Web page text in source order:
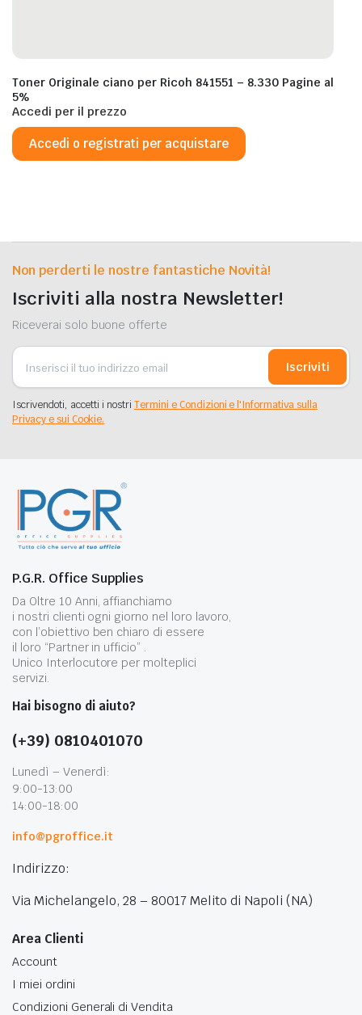
Toner Originale ciano per Ricoh 841551 – 8.330 Pagine al
5%
Accedi per il prezzo
Accedi o registrati per acquistare
Non perderti le nostre fantastiche Novità!
Iscriviti alla nostra Newsletter!
Riceverai solo buone offerte
Iscriviti
Iscrivendoti, accetti i nostriTermini e Condizioni e l'Informativa sulla
Privacy e sui Cookie.
P.G.R. Office Supplies
Da Oltre 10 Anni, affianchiamo
i nostri clienti ogni giorno nel loro lavoro,
con l’obiettivo ben chiaro di essere
il loro “Partner in ufficio” .
Unico Interlocutore per molteplici
servizi.
Hai bisogno di aiuto?
(+39) 0810401070
Lunedì – Venerdì:
9:00-13:00
14:00-18:00
info@pgroffice.it
Indirizzo:
Via Michelangelo, 28 – 80017 Melito di Napoli (NA)
Area Clienti
Account
I miei ordini
Condizioni Generali di Vendita